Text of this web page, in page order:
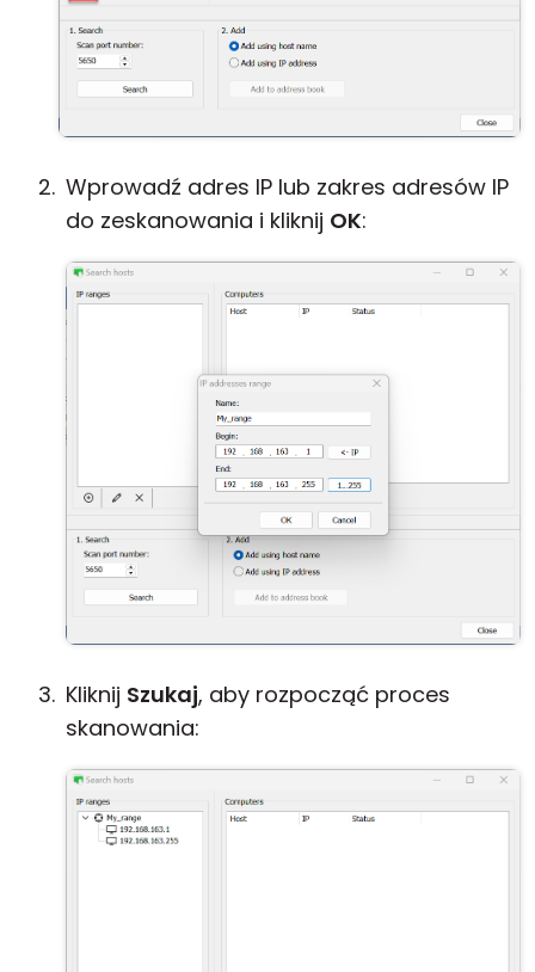
Wprowadź adres IP lub zakres adresów IP
do zeskanowania i kliknij OK:
Kliknij Szukaj, aby rozpocząć proces
skanowania: